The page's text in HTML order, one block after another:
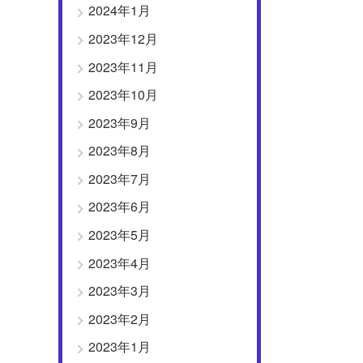
2024年1月
2023年12月
2023年11月
2023年10月
2023年9月
2023年8月
2023年7月
2023年6月
2023年5月
2023年4月
2023年3月
2023年2月
2023年1月